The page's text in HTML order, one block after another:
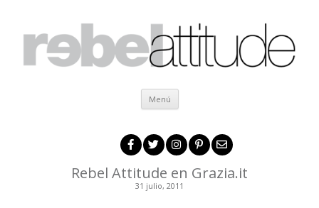
Menú Ir al contenido
Rebel Attitude en Grazia.it
31 julio, 2011